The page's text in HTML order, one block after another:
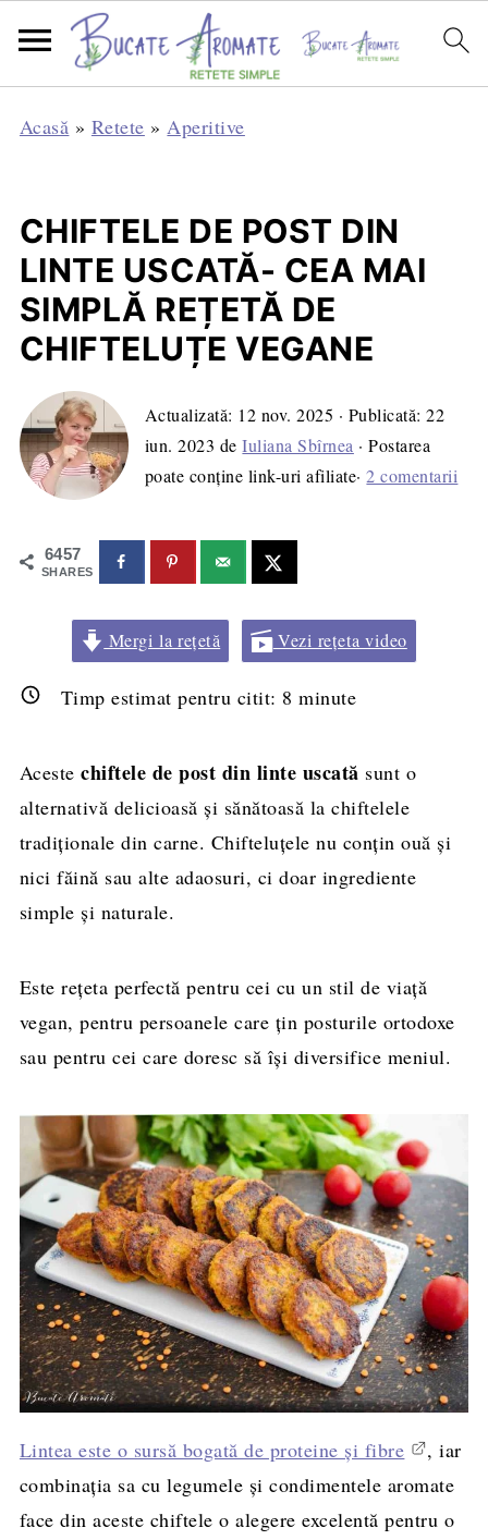
Acasă » Retete »Aperitive
CHIFTELE DE POST DIN
LINTE USCATĂ- CEA MAI
SIMPLĂ REȚETĂ DE
CHIFTELUȚE VEGANE
Actualizată: 12 nov. 2025 · Publicată:22
iun. 2023 deIuliana Sbîrnea · Postarea
poate conține link-uri afiliate·2 comentarii
6457
SHARES
Mergi la rețetă Vezi rețeta video
Timp estimat pentru citit: 8 minute
Acestechiftele de post din linte uscată sunt o
alternativă delicioasă și sănătoasă la chiftelele
tradiționale din carne. Chifteluțele nu conțin ouă și
nici făină sau alte adaosuri, ci doar ingrediente
simple și naturale.
Este rețeta perfectă pentru cei cu un stil de viață
vegan, pentru persoanele care țin posturile ortodoxe
sau pentru cei care doresc să își diversifice meniul.
Lintea este o sursă bogată de proteine și fibre
, iar
combinația sa cu legumele și condimentele aromate
face din aceste chiftele o alegere excelentă pentru o